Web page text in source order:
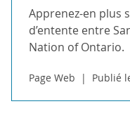
Apprenez-en plus
d’entente entre
Nation of Ontario.
Page Web Publié